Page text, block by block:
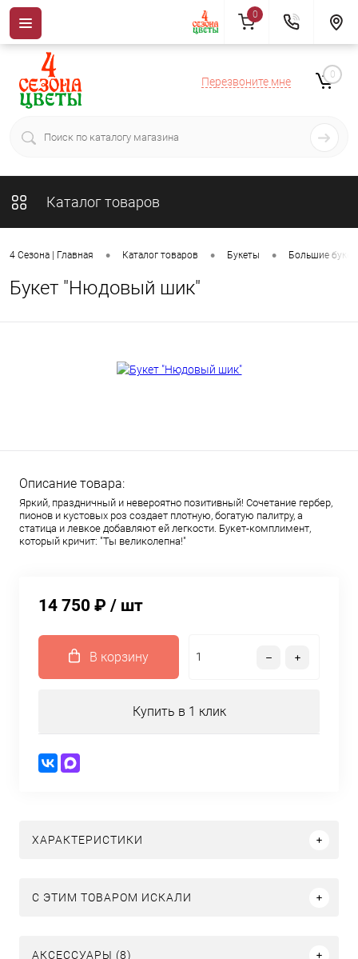
Перезвоните мне
0
Каталог товаров
4 Сезона | Главная • Каталог товаров • Букеты • Большие
Букет "Нюдовый шик"
Описание товара:
Яркий, праздничный и невероятно позитивный! Сочетание гербер,
пионов и кустовых роз создает плотную, богатую палитру, а
статица и левкое добавляют ей легкости. Букет-комплимент,
который кричит: "Ты великолепна!"
14 750 ₽ / шт
В корзину
Купить в 1 клик
ХАРАКТЕРИСТИКИ
C ЭТИМ ТОВАРОМ ИСКАЛИ
АКСЕССУАРЫ (8)
0